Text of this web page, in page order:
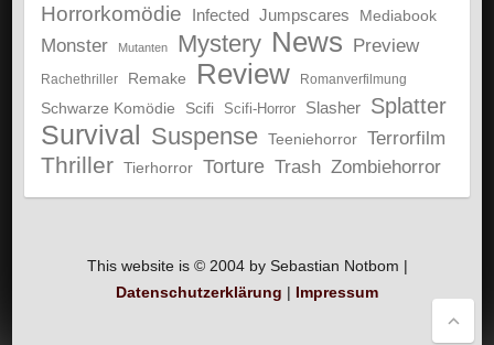
Horrorkomödie Infected Jumpscares Mediabook
Monster Mutanten Mystery News Preview
Rachethriller Remake Review Romanverfilmung
Schwarze Komödie Scifi Scifi-Horror Slasher Splatter
Survival Suspense Teeniehorror Terrorfilm
Thriller Tierhorror Torture Trash Zombiehorror
This website is © 2004 by Sebastian Notbom |
Datenschutzerklärung | Impressum